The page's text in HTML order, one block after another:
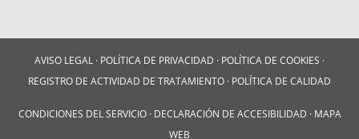
AVISO LEGAL · POLÍTICA DE PRIVACIDAD · POLÍTICA DE COOKIES ·
REGISTRO DE ACTIVIDAD DE TRATAMIENTO · POLÍTICA DE CALIDAD
CONDICIONES DEL SERVICIO· DECLARACIÓN DE ACCESIBILIDAD · MAPA
WEB